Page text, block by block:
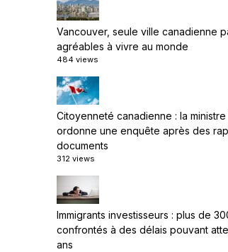
Vancouver, seule ville canadienne
agréables à vivre au monde
484 views
Citoyenneté canadienne : la ministre
ordonne une enquête après des
documents
312 views
Immigrants investisseurs : plus de
confrontés à des délais pouvant
ans